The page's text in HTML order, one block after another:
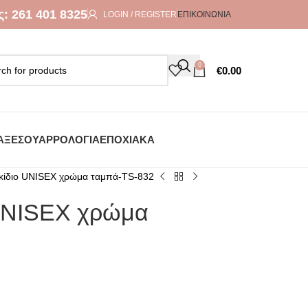
261 401 8325 LOGIN / REGISTER ΕΠΙΚΟΙΝΩΝΊΑ
0 €0.00
ΡΟΛΌΓΙΑΕΠΟΧΙΑΚΆ
UNISEX χρώμα ταμπά-TS-832
χρώμα